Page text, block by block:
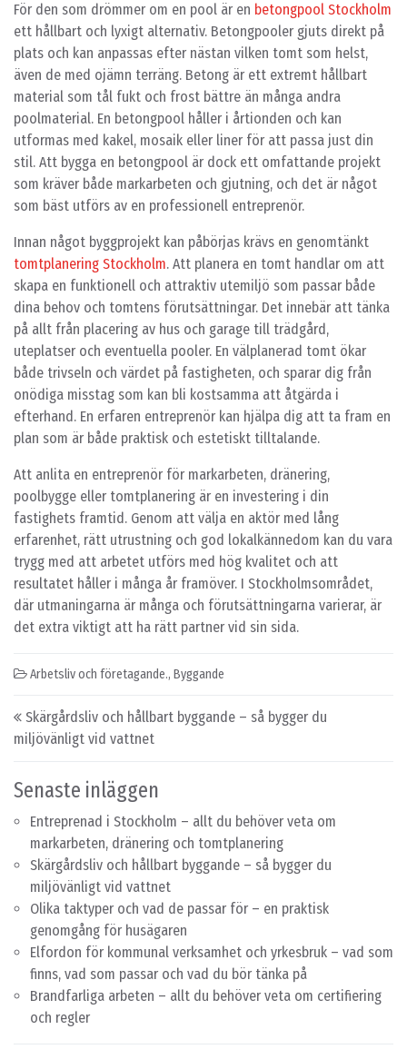
För den som drömmer om en pool är en betongpool Stockholm
ett hållbart och lyxigt alternativ. Betongpooler gjuts direkt på
plats och kan anpassas efter nästan vilken tomt som helst,
även de med ojämn terräng. Betong är ett extremt hållbart
material som tål fukt och frost bättre än många andra
poolmaterial. En betongpool håller i årtionden och kan
utformas med kakel, mosaik eller liner för att passa just din
stil. Att bygga en betongpool är dock ett omfattande projekt
som kräver både markarbeten och gjutning, och det är något
som bäst utförs av en professionell entreprenör.
Innan något byggprojekt kan påbörjas krävs en genomtänkt
tomtplanering Stockholm. Att planera en tomt handlar om att
skapa en funktionell och attraktiv utemiljö som passar både
dina behov och tomtens förutsättningar. Det innebär att tänka
på allt från placering av hus och garage till trädgård,
uteplatser och eventuella pooler. En välplanerad tomt ökar
både trivseln och värdet på fastigheten, och sparar dig från
onödiga misstag som kan bli kostsamma att åtgärda i
efterhand. En erfaren entreprenör kan hjälpa dig att ta fram en
plan som är både praktisk och estetiskt tilltalande.
Att anlita en entreprenör för markarbeten, dränering,
poolbygge eller tomtplanering är en investering i din
fastighets framtid. Genom att välja en aktör med lång
erfarenhet, rätt utrustning och god lokalkännedom kan du vara
trygg med att arbetet utförs med hög kvalitet och att
resultatet håller i många år framöver. I Stockholmsområdet,
där utmaningarna är många och förutsättningarna varierar, är
det extra viktigt att ha rätt partner vid sin sida.
Arbetsliv och företagande., Byggande
Post navigation
Skärgårdsliv och hållbart byggande – så bygger du
miljövänligt vid vattnet
Senaste inläggen
Entreprenad i Stockholm – allt du behöver veta om
markarbeten, dränering och tomtplanering
Skärgårdsliv och hållbart byggande – så bygger du
miljövänligt vid vattnet
Olika taktyper och vad de passar för – en praktisk
genomgång för husägaren
Elfordon för kommunal verksamhet och yrkesbruk – vad som
finns, vad som passar och vad du bör tänka på
Brandfarliga arbeten – allt du behöver veta om certifiering
och regler